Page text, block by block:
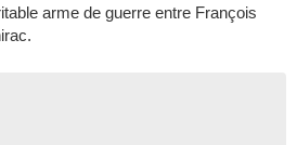
arme de guerre entre François